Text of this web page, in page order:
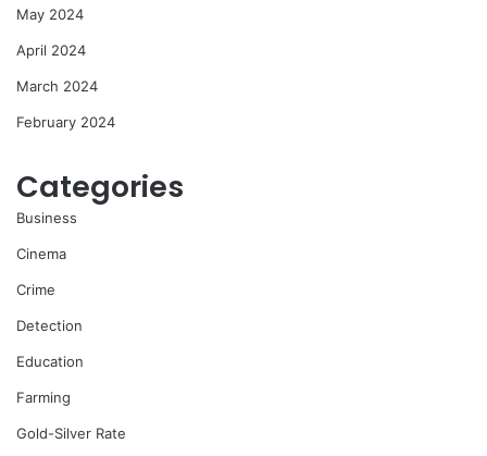
May 2024
April 2024
March 2024
February 2024
Categories
Business
Cinema
Crime
Detection
Education
Farming
Gold-Silver Rate